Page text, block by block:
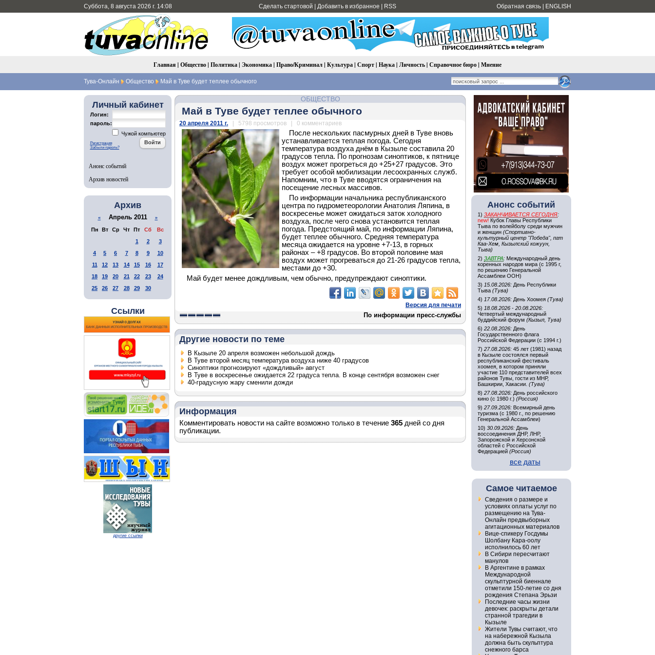
Суббота, 8 августа 2026 г. 14:08 Сделать стартовой Добавить в избранное RSS Обратная связь ENGLISH
Главная | Общество| Политика| Экономика| Право/Криминал| Культура| Спорт| Наука| Личность| Справочное бюро| Мнение
Тува-Онлайн Общество Май в Туве будет теплее обычного
Личный кабинет
Логин:
пароль:
Чужой компьютер
Регистрация
Забыли пароль?
Анонс событий
Архив новостей
Архив
« Апрель 2011 »
Пн Вт Ср Чт Пт Сб
Вс
1
2
3
4
5 6 7 8 9
10
11
12 13 14 15 16
17
18
19 20 21 22 23
24
25
26 27 28 29 30
Ссылки
другие ссылки
ОБЩЕСТВО
Май в Туве будет теплее обычного
20 апреля 2011 г. | 5798 просмотров | 0 комментариев
После нескольких пасмурных дней в Туве вновь
устанавливается теплая погода. Сегодня
температура воздуха днём в Кызыле составила 20
градусов тепла. По прогнозам синоптиков, к пятнице
воздух может прогреться до +25+27 градусов. Это
требует особой мобилизации лесоохранных служб.
Напомним, что в Туве вводятся ограничения на
посещение лесных массивов.
По информации начальника республиканского
центра по гидрометеорологии Анатолия Ляпина, в
воскресенье может ожидаться заток холодного
воздуха, после чего снова установится теплая
погода. Предстоящий май, по информации Ляпина,
будет теплее обычного. Средняя температура
месяца ожидается на уровне +7-13, в горных
районах – +8 градусов. Во второй половине мая
воздух может прогреваться до 21-26 градусов тепла,
местами до +30.
Май будет менее дождливым, чем обычно, предупреждают синоптики.
Версия для печати
По информации пресс-службы
Другие новости по теме
В Кызыле 20 апреля возможен небольшой дождь
В Туве второй месяц температура воздуха ниже 40 градусов
Синоптики прогнозируют «дождливый» август
В Туве в воскресенье ожидается 22 градуса тепла. В конце сентября возможен снег
40-градусную жару сменили дожди
Информация
Комментировать новости на сайте возможно только в течение 365 дней со дня
публикации.
Анонс событий
1) ЗАКАНЧИВАЕТСЯ СЕГОДНЯ:
new! Кубок Главы Республики
Тыва по волейболу среди мужчин
и женщин (Спортивно-
культурный центр "Победа", пгт
Каа-Хем, Кызылский кожуун,
Тыва)
2) ЗАВТРА: Международный день
коренных народов мира (с 1995 г,
по решению Генеральной
Ассамблеи ООН)
3) 15.08.2026: День Республики
Тыва (Тува)
4) 17.08.2026: День Хоомея (Тува)
5) 18.08.2026 - 20.08.2026:
Четвертый международный
буддийский форум (Кызыл, Тува)
6) 22.08.2026: День
Государственного флага
Российской Федерации (с 1994 г.)
7) 27.08.2026: 45 лет (1981) назад
в Кызыле состоялся первый
республиканский фестиваль
хоомея, в котором приняли
участие 110 представителей всех
районов Тувы, гости из МНР,
Башкирии, Хакасии. (Тува)
8) 27.08.2026: День российского
кино (с 1980 г.) (Россия)
9) 27.09.2026: Всемирный день
туризма (с 1980 г., по решению
Генеральной Ассамблеи)
10) 30.09.2026: День
воссоединения ДНР, ЛНР,
Запорожской и Херсонской
областей с Российской
Федерацией (Россия)
все даты
Самое читаемое
Сведения о размере и
условиях оплаты услуг по
размещению на Тува-
Онлайн предвыборных
агитационных материалов
Вице-спикеру Госдумы
Шолбану Кара-оолу
исполнилось 60 лет
В Сибири пересчитают
манулов
В Аргентине в рамках
Международной
скульптурной биеннале
отметили 150-летие со дня
рождения Степана Эрьзи
Последние часы жизни
девочек: раскрыты детали
странной трагедии в
Кызыле
Жители Тувы считают, что
на набережной Кызыла
должна быть скульптура
снежного барса